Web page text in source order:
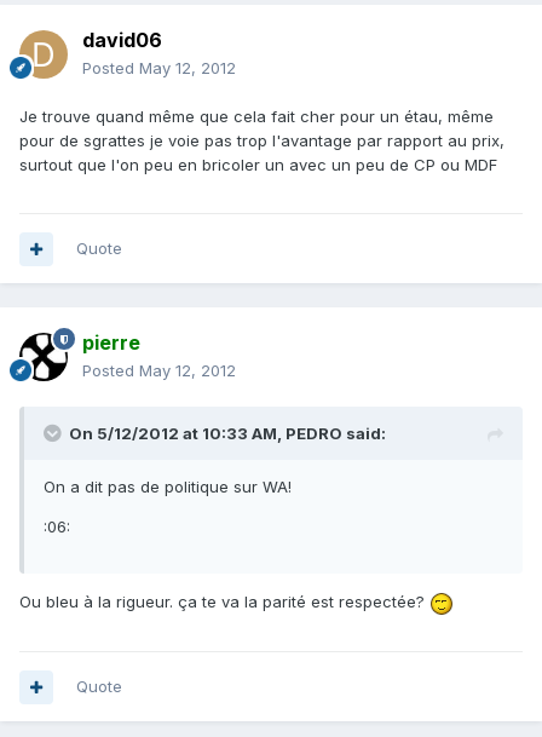
david06
Posted May 12, 2012
Je trouve quand même que cela fait cher pour un étau, même
pour de sgrattes je voie pas trop l'avantage par rapport au prix,
surtout que l'on peu en bricoler un avec un peu de CP ou MDF
Quote
pierre
Posted May 12, 2012
On 5/12/2012 at 10:33 AM, PEDRO said:
On a dit pas de politique sur WA!
:06:
Ou bleu à la rigueur. ça te va la parité est respectée?
Quote